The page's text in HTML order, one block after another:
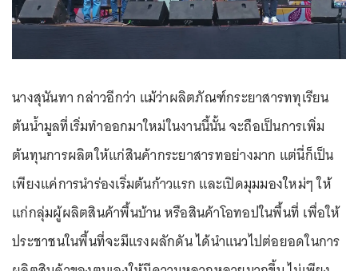
นางสุนันทา กล่าวอีกว่า แม้ว่าผลิตภัณฑ์กระยาสารททุเรียน
ต้นน้ำมูลที่เริ่มทำออกมาใหม่ในงานนี้นั้น จะถือเป็นการเพิ่ม
ต้นทุนการผลิตให้แก่สินค้ากระยาสารทอย่างมาก แต่นี่ก็เป็น
เพียงแค่การนำร่องเริ่มต้นก้าวแรก และเปิดมุมมองใหม่ๆ ให้
แก่กลุ่มผู้ผลิตสินค้าพื้นบ้าน หรือสินค้าโอทอปในพื้นที่ เพื่อให้
ประชาชนในพื้นที่จะมีแรงผลักดัน ได้นำแนวไปต่อยอดในการ